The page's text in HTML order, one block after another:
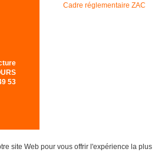
53
Cadre réglementaire ZAC
site Web pour vous offrir l'expérience la plus